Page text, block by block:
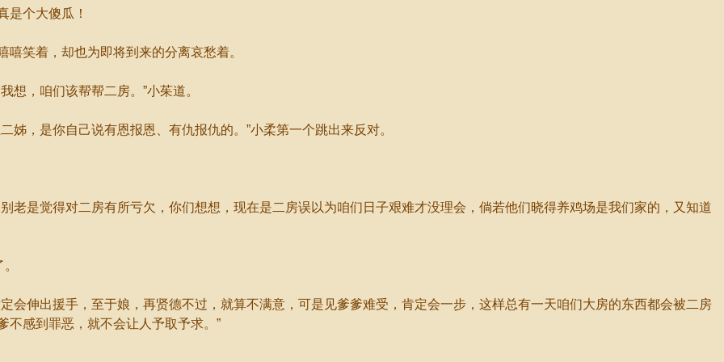
个大傻瓜！
笑着，却也为即将到来的分离哀愁着。
，咱们该帮帮二房。”小茱道。
是你自己说有恩报恩、有仇报仇的。”小柔第一个跳出来反对。
是觉得对二房有所亏欠，你们想想，现在是二房误以为咱们日子艰难才没理会，倘若他们晓得养鸡场是我们家的，又知道
伸出援手，至于娘，再贤德不过，就算不满意，可是见爹爹难受，肯定会一步，这样总有一天咱们大房的东西都会被二房
不感到罪恶，就不会让人予取予求。”